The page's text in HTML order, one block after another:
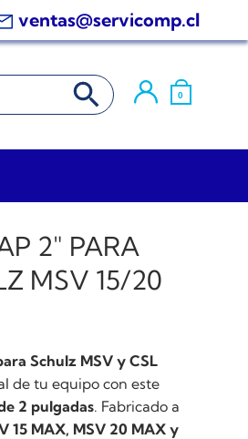
ventas@servicomp.cl
BOTÓN DE BÚSQUEDA
0
2″ PARA
MSV 15/20
Schulz MSV y CSL
de tu equipo con este
2 pulgadas. Fabricado a
15 MAX, MSV 20 MAX y